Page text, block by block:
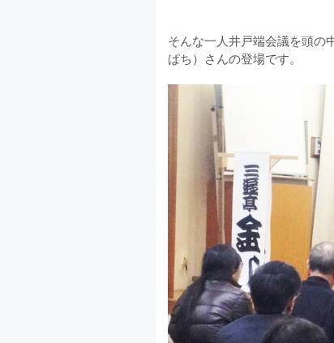
そんな一人井戸端会議を頭の
ぱち）さんの登場です。